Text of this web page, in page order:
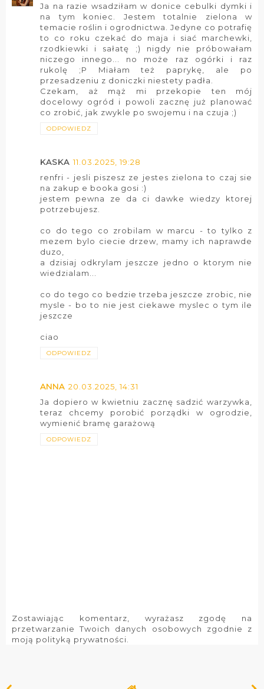
Ja na razie wsadziłam w donice cebulki dymki i
na tym koniec. Jestem totalnie zielona w
temacie roślin i ogrodnictwa. Jedyne co potrafię
to co roku czekać do maja i siać marchewki,
rzodkiewki i sałatę ;) nigdy nie próbowałam
niczego innego... no może raz ogórki i raz
rukolę ;P Miałam też paprykę, ale po
przesadzeniu z doniczki niestety padła.
Czekam, aż mąż mi przekopie ten mój
docelowy ogród i powoli zacznę już planować
co zrobić, jak zwykle po swojemu i na czuja ;)
ODPOWIEDZ
KASKA 11.03.2025, 19:28
renfri - jesli piszesz ze jestes zielona to czaj sie
na zakup e booka gosi :)
jestem pewna ze da ci dawke wiedzy ktorej
potrzebujesz.
co do tego co zrobilam w marcu - to tylko z
mezem bylo ciecie drzew, mamy ich naprawde
duzo,
a dzisiaj odkrylam jeszcze jedno o ktorym nie
wiedzialam...
co do tego co bedzie trzeba jeszcze zrobic, nie
mysle - bo to nie jest ciekawe myslec o tym ile
jeszcze
ciao
ODPOWIEDZ
ANNA 20.03.2025, 14:31
Ja dopiero w kwietniu zacznę sadzić warzywka,
teraz chcemy porobić porządki w ogrodzie,
wymienić bramę garażową
ODPOWIEDZ
Zostawiając komentarz, wyrażasz zgodę na
przetwarzanie Twoich danych osobowych zgodnie z
moją polityką prywatności.